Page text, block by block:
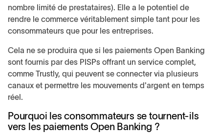
nombre limité de prestataires). Elle a le potentiel de
rendre le commerce véritablement simple tant pour les
consommateurs que pour les entreprises.
Cela ne se produira que si les paiements Open Banking
sont fournis par des PISPs offrant un service complet,
comme Trustly, qui peuvent se connecter via plusieurs
canaux et permettre les mouvements d'argent en temps
réel.
Pourquoi les consommateurs se tournent-ils
vers les paiements Open Banking ?